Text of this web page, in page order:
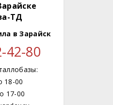
ТД
в Зарайск
42-80
18-00
17-00